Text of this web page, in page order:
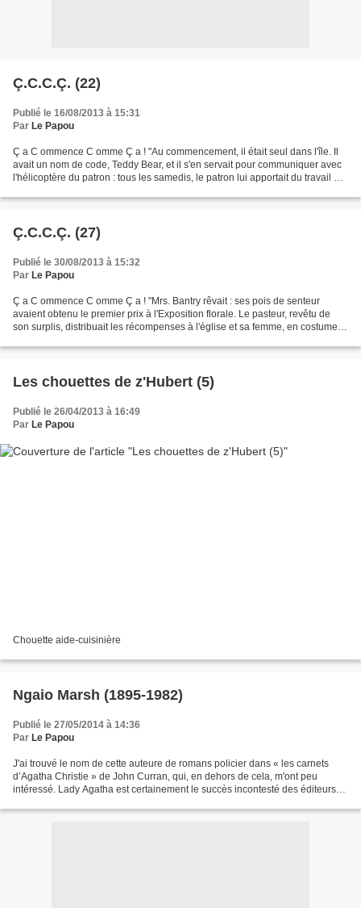
Ç.C.C.Ç. (22)
Publié le 16/08/2013 à 15:31
Par Le Papou
Ç a C ommence C omme Ç a ! "Au commencement, il était seul dans l'île. Il
avait un nom de code, Teddy Bear, et il s'en servait pour communiquer avec
l'hélicoptère du patron : tous les samedis, le patron lui apportait du travail et
Ç.C.C.Ç. (27)
Publié le 30/08/2013 à 15:32
Par Le Papou
Ç a C ommence C omme Ç a ! "Mrs. Bantry rêvait : ses pois de senteur
avaient obtenu le premier prix à l'Exposition florale. Le pasteur, revêtu de
son surplis, distribuait les récompenses à l'église et sa femme, en costume
Les chouettes de z'Hubert (5)
Publié le 26/04/2013 à 16:49
Par Le Papou
Chouette aide-cuisinière
Ngaio Marsh (1895-1982)
Publié le 27/05/2014 à 14:36
Par Le Papou
J'ai trouvé le nom de cette auteure de romans policier dans « les carnets
d’Agatha Christie » de John Curran, qui, en dehors de cela, m'ont peu
intéressé. Lady Agatha est certainement le succès incontesté des éditeurs